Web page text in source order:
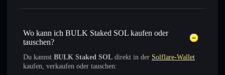
Wo kann ich BULK Staked SOL kaufen oder
tauschen?
Du kannst BULK Staked SOL direkt in der Solflare-Wallet
kaufen, verkaufen oder tauschen: